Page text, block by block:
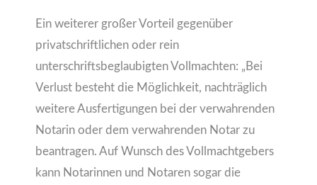
Ein weiterer großer Vorteil gegenüber
privatschriftlichen oder rein
unterschriftsbeglaubigten Vollmachten: „Bei
Verlust besteht die Möglichkeit, nachträglich
weitere Ausfertigungen bei der verwahrenden
Notarin oder dem verwahrenden Notar zu
beantragen. Auf Wunsch des Vollmachtgebers
kann Notarinnen und Notaren sogar die